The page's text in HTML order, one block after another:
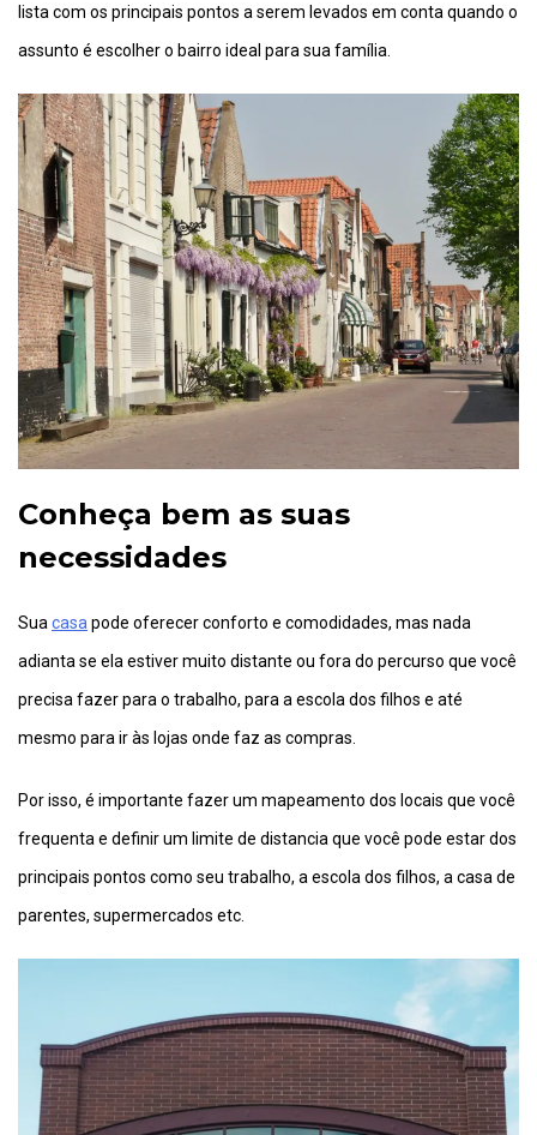
lista com os principais pontos a serem levados em conta quando o
assunto é escolher o bairro ideal para sua família.
Conheça bem as suas
necessidades
Sua casa pode oferecer conforto e comodidades, mas nada
adianta se ela estiver muito distante ou fora do percurso que você
precisa fazer para o trabalho, para a escola dos filhos e até
mesmo para ir às lojas onde faz as compras.
Por isso, é importante fazer um mapeamento dos locais que você
frequenta e definir um limite de distancia que você pode estar dos
principais pontos como seu trabalho, a escola dos filhos, a casa de
parentes, supermercados etc.